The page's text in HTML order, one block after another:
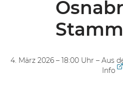
4. März 2026 – 18:00 Uhr – Aus
Info